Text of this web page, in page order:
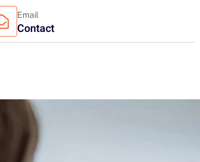
Email
Contact